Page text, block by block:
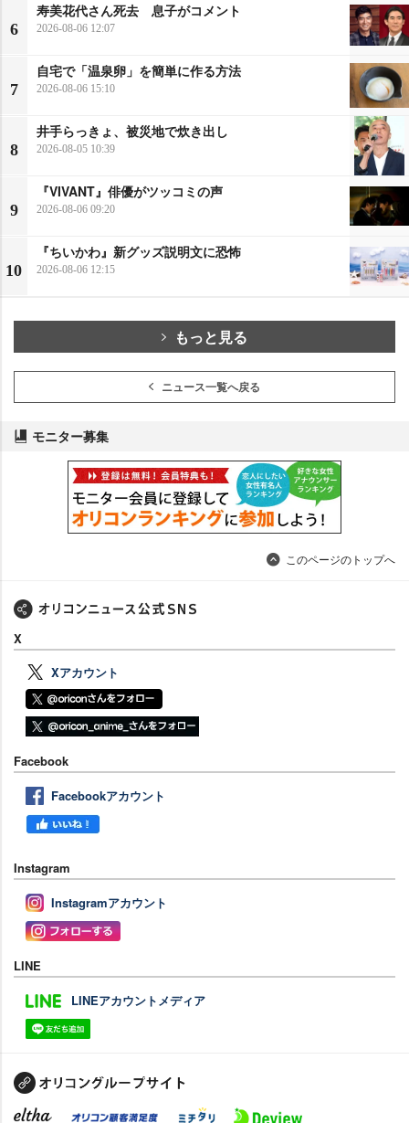
6
寿美花代さん死去 息子がコメント
2026-08-06 12:07
7
自宅で「温泉卵」を簡単に作る方法
2026-08-06 15:10
8
井手らっきょ、被災地で炊き出し
2026-08-05 10:39
9
『VIVANT』俳優がツッコミの声
2026-08-06 09:20
10
『ちいかわ』新グッズ説明文に恐怖
2026-08-06 12:15
もっと見る
ニュース一覧へ戻る
モニター募集
このページのトップへ
X
Xアカウント
Facebook
Facebookアカウント
Instagram
Instagramアカウント
LINE
LINEアカウントメディア